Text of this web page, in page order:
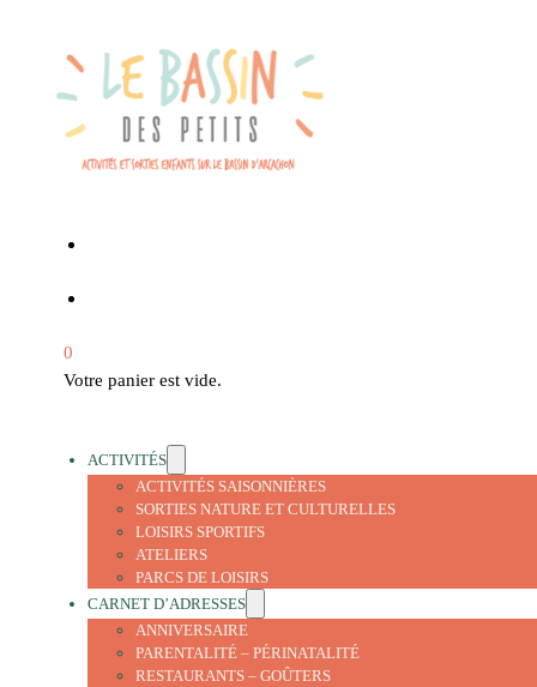
0
Votre panier est vide.
ACTIVITÉS
ACTIVITÉS SAISONNIÈRES
SORTIES NATURE ET CULTURELLES
LOISIRS SPORTIFS
ATELIERS
PARCS DE LOISIRS
CARNET D’ADRESSES
ANNIVERSAIRE
PARENTALITÉ – PÉRINATALITÉ
RESTAURANTS – GOÛTERS